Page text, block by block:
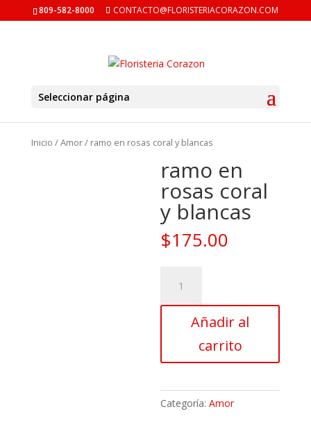
809-582-8000 CONTACTO@FLORISTERIACORAZON.COM
Seleccionar página
Inicio /Amor/ ramo en rosas coral y blancas
ramo en
rosas coral
y blancas
$175.00
rosas
Añadir al
carrito
Categoría:Amor